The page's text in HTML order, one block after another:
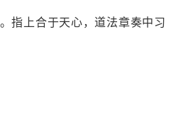
指上合于天心，道法章奏中习